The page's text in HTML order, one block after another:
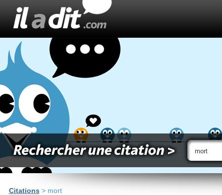
Citations > mort